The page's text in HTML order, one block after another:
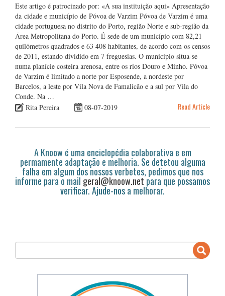
Este artigo é patrocinado por: «A sua instituição aqui» Apresentação
da cidade e município de Póvoa de Varzim Póvoa de Varzim é uma
cidade portuguesa no distrito do Porto, região Norte e sub-região da
Área Metropolitana do Porto. É sede de um município com 82,21
quilómetros quadrados e 63 408 habitantes, de acordo com os censos
de 2011, estando dividido em 7 freguesias. O município situa-se
numa planície costeira arenosa, entre os rios Douro e Minho. Póvoa
de Varzim é limitado a norte por Esposende, a nordeste por
Barcelos, a leste por Vila Nova de Famalicão e a sul por Vila do
Conde. Na …
Rita Pereira
08-07-2019 Read Article
A Knoow é uma enciclopédia colaborativa e em
permamente adaptação e melhoria. Se detetou alguma
falha em algum dos nossos verbetes, pedimos que nos
informe para o mail geral@knoow.netpara que possamos
verificar. Ajude-nos a melhorar.